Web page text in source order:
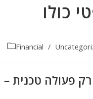
כולו
Financial /
פעולה טכנית